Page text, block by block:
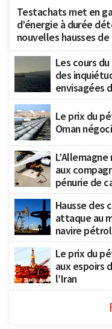
Testachats met en
d’énergie à durée
nouvelles hausses de
Les cours
des
envisagées
Le prix du
Oman
aux
pénurie de
Hausse des
attaque au
navire
Le prix du
aux espoirs
l’Iran